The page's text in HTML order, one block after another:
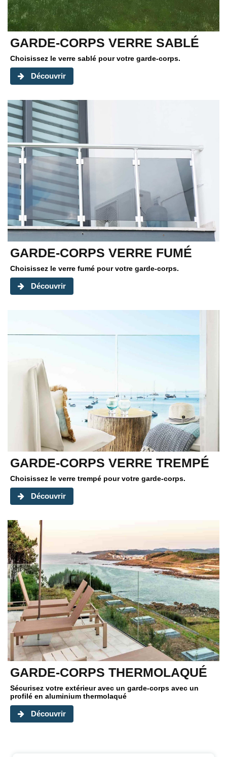
GARDE-CORPS VERRE SABLÉ
Choisissez le verre sablé pour votre garde-corps.
Découvrir
GARDE-CORPS VERRE FUMÉ
Choisissez le verre fumé pour votre garde-corps.
Découvrir
GARDE-CORPS VERRE TREMPÉ
Choisissez le verre trempé pour votre garde-corps.
Découvrir
GARDE-CORPS THERMOLAQUÉ
Sécurisez votre extérieur avec un garde-corps avec un
profilé en aluminium thermolaqué
Découvrir